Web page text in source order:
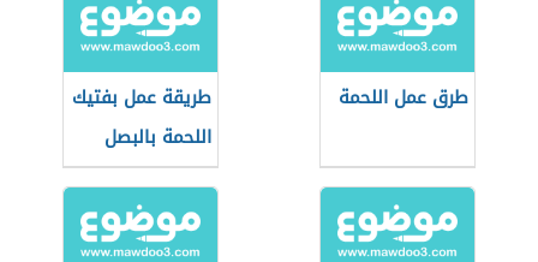
طرق عمل اللحمة
طريقة عمل بفتيك
اللحمة بالبصل